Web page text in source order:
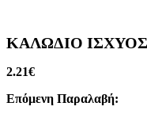
ΚΑΛΩΔΙΟ ΙΣΧΥΟΣ
2.21€
Επόμενη Παραλαβή: